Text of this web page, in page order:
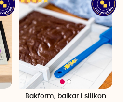
Bakform, balkar i silikon